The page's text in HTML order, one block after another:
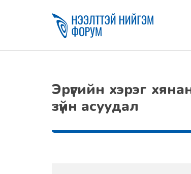
Эрүүгийн хэрэг
зүйн асуудал